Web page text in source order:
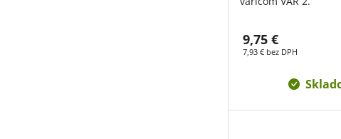
9,75 €
7,93 € bez DPH